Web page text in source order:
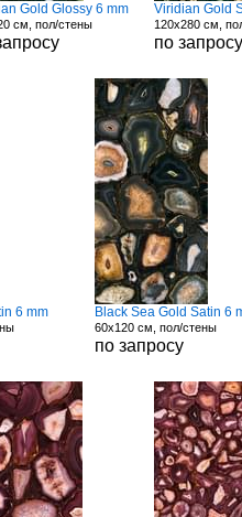
Gold Glossy 6 mm
см, пол/стены
Viridian Gold
120x280 см,
по запросу
6 mm Black Sea Gold Satin 6
60x120 см, пол/стены
по запросу